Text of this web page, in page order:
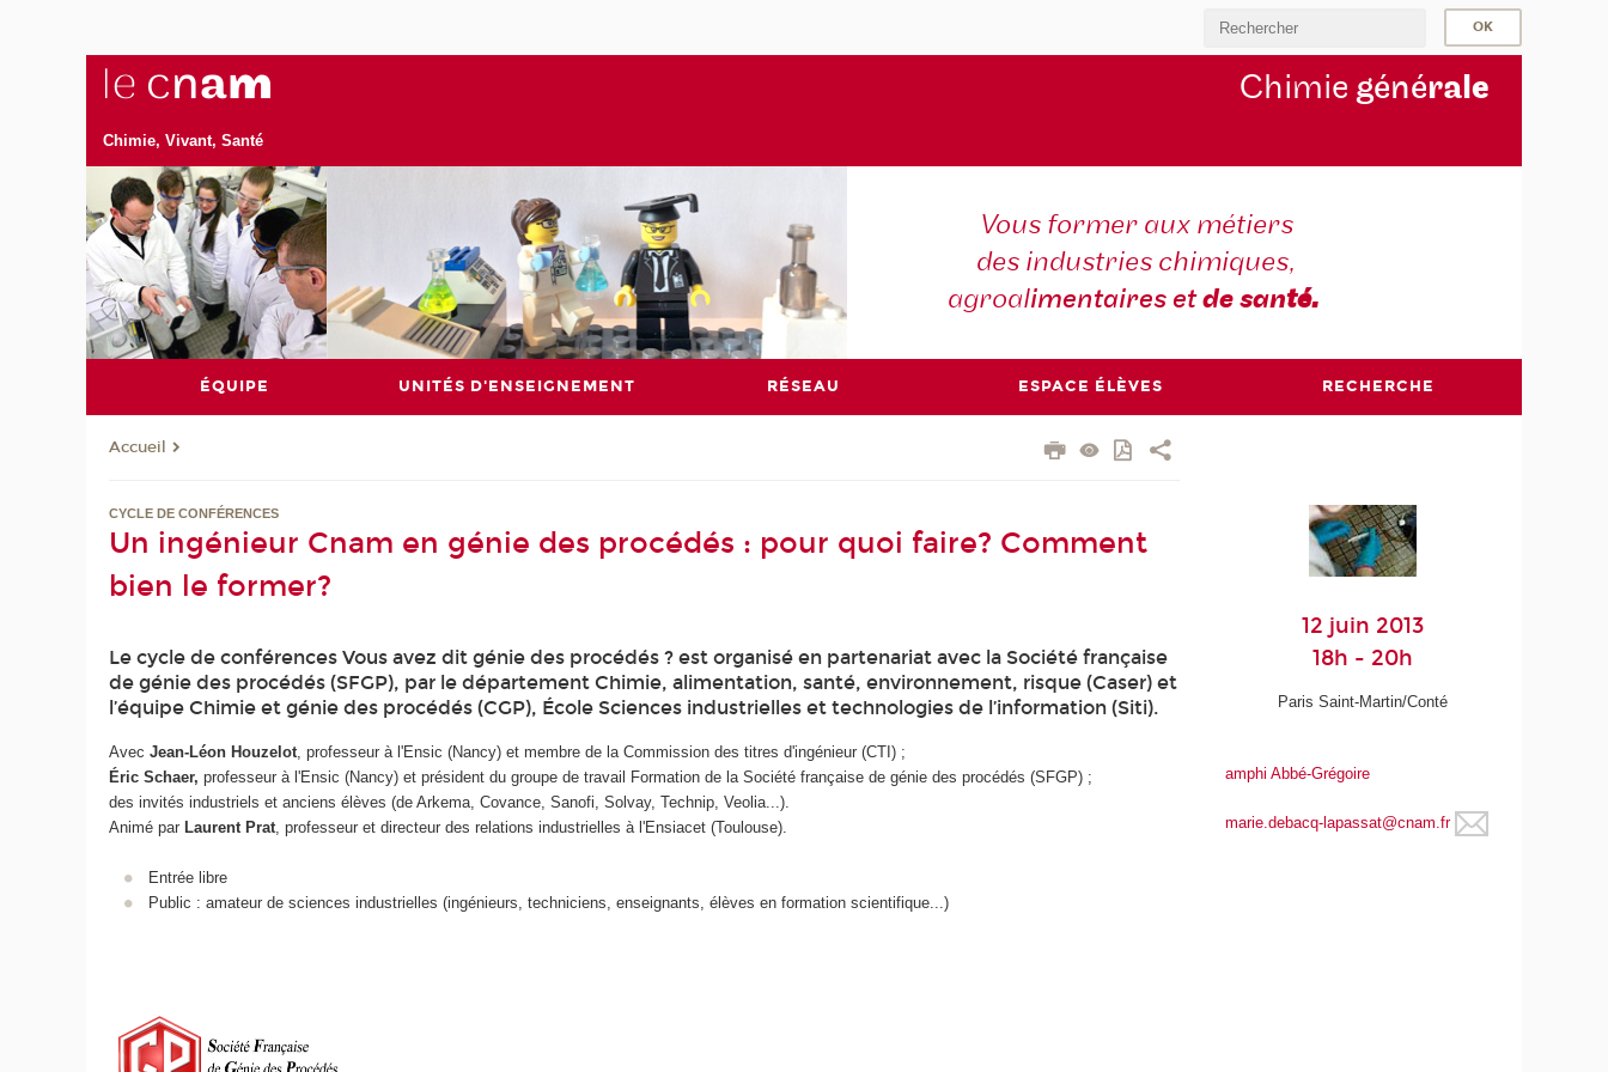
Chimie, Vivant, Santé
Chimie générale
Vous former aux métiers
des industries chimiques,
agroalimentaires etde santé.
ÉQUIPE UNITÉS D'ENSEIGNEMENT RÉSEAU ESPACE ÉLÈVES RECHERCHE
Accueil
CYCLE DE CONFÉRENCES
Un ingénieur Cnam en génie des procédés : pour quoi faire? Comment
bien le former?
Le cycle de conférences Vous avez dit génie des procédés ? est organisé en partenariat avec la Société française
de génie des procédés (SFGP), par le département Chimie, alimentation, santé, environnement, risque (Caser) et
l’équipe Chimie et génie des procédés (CGP), École Sciences industrielles et technologies de l’information (Siti).
AvecJean-Léon Houzelot , professeur à l'Ensic (Nancy) et membre de la Commission des titres d'ingénieur (CTI) ;
Éric Schaer, professeur à l'Ensic (Nancy) et président du groupe de travail Formation de la Société française de génie des procédés (SFGP) ;
des invités industriels et anciens élèves (de Arkema, Covance, Sanofi, Solvay, Technip, Veolia...).
Animé par Laurent Prat , professeur et directeur des relations industrielles à l'Ensiacet (Toulouse).
Entrée libre
Public : amateur de sciences industrielles (ingénieurs, techniciens, enseignants, élèves en formation scientifique...)
12 juin 2013
18h - 20h
Paris Saint-Martin/Conté
amphi Abbé-Grégoire
marie.debacq-lapassat@cnam.fr